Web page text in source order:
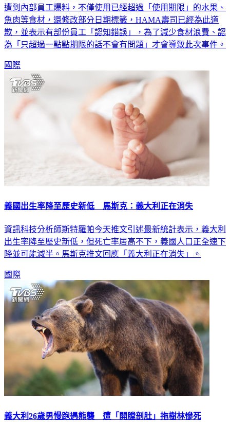
遭到內部員工爆料，不僅使用已經超過「使用期限」的水果、
魚肉等食材，還修改部分日期標籤，HAMA壽司已經為此道
歉，並表示有部份員工「認知錯誤」，為了減少食材浪費、認
為「只超過一點點期限的話不會有問題」才會導致此次事件。
國際
義國出生率降至歷史新低 馬斯克：義大利正在消失
資訊科技分析師斯特羅帕今天推文引述最新統計表示，義大利
出生率降至歷史新低，但死亡率居高不下，義國人口正全速下
降並可能減半。馬斯克推文回應「義大利正在消失」。
國際
義大利26歲男慢跑遇熊襲 遭「開膛剖肚」拖樹林慘死